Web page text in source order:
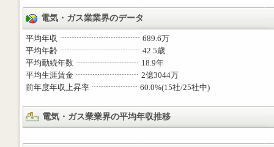
電気・ガス業業界のデータ
平均年収
689.6万
平均年齢
42.5歳
平均勤続年数
18.9年
平均生涯賃金
2億3044万
前年度年収上昇率
60.0%(15社/25社中)
電気・ガス業業界の平均年収推移